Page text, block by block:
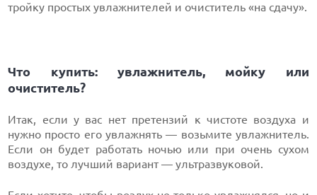
тройку простых увлажнителей и очиститель «на сдачу».
Что купить: увлажнитель, мойку или
очиститель?
Итак, если у вас нет претензий к чистоте воздуха и
нужно просто его увлажнять — возьмите увлажнитель.
Если он будет работать ночью или при очень сухом
воздухе, то лучший вариант — ультразвуковой.